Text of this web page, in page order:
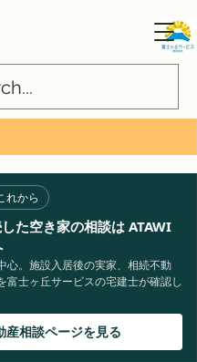
れから
た空き家の相談は ATAWI
心。施設入居後の実家、相続不動
富士ヶ丘サービスの宅建士が確認し
産相談ページを見る